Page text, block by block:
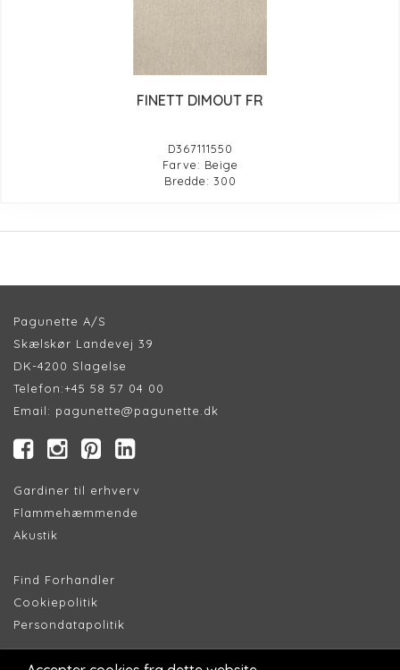
FINETT DIMOUT FR
D367111550
Farve: Beige
Bredde: 300
Pagunette A/S
Skælskør Landevej 39
DK-4200 Slagelse
Telefon:+45 58 57 04 00
Email: pagunette@pagunette.dk
Gardiner til erhverv
Flammehæmmende
Akustik
Find Forhandler
Cookiepolitik
Persondatapolitik